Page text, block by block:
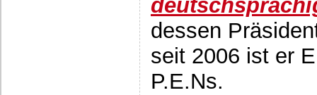
dessen
seit 2006 ist er
P.E.Ns.